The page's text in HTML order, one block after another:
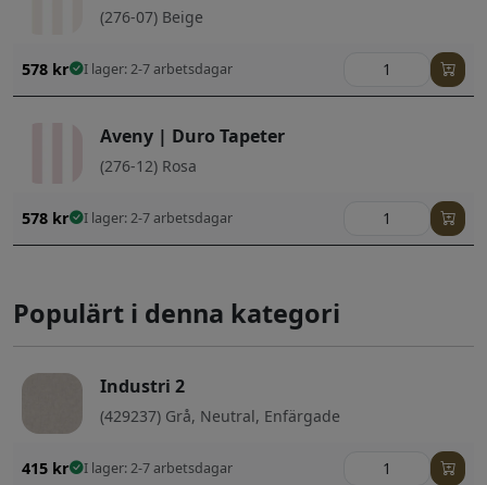
(276-07) Beige
578 kr I lager: 2-7 arbetsdagar
Aveny | Duro Tapeter
(276-12) Rosa
578 kr I lager: 2-7 arbetsdagar
Populärt i denna kategori
Industri 2
(429237) Grå, Neutral, Enfärgade
415 kr I lager: 2-7 arbetsdagar